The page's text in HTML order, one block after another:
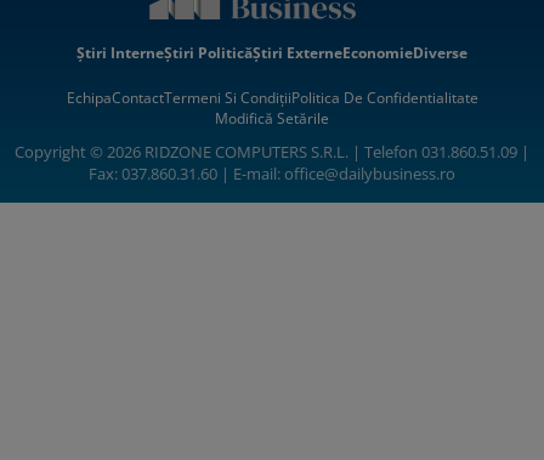
Știri InterneȘtiri PoliticăȘtiri ExterneEconomieDiverse
EchipaContactTermeni Si CondițiiPolitica De Confidentialitate
Modifică Setările
Copyright © 2026 RIDZONE COMPUTERS S.R.L. | Telefon 031.860.51.09 |
Fax: 037.860.31.60 | E-mail:office@dailybusiness.ro